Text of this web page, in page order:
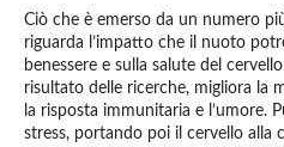
Ciò che è emerso da un numero
riguarda l’impatto che il nuoto
benessere e sulla salute del
risultato delle ricerche, migliora la
la risposta immunitaria e l’umore.
stress, portando poi il cervello alla